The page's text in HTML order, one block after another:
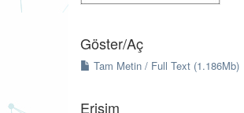
Göster/Aç
Tam Metin / Full Text (1.186Mb)
Erişim